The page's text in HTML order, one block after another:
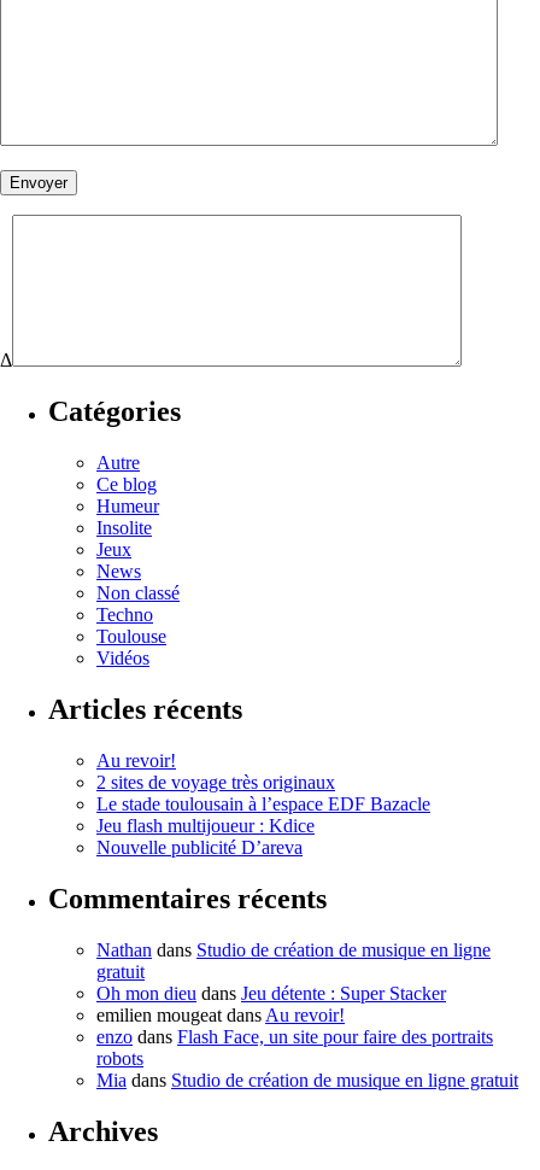
Δ
Catégories
Autre
Ce blog
Humeur
Insolite
Jeux
News
Non classé
Techno
Toulouse
Vidéos
Articles récents
Au revoir!
2 sites de voyage très originaux
Le stade toulousain à l’espace EDF Bazacle
Jeu flash multijoueur : Kdice
Nouvelle publicité D’areva
Commentaires récents
Nathan dans Studio de création de musique en ligne
gratuit
Oh mon dieu dans Jeu détente : Super Stacker
emilien mougeat dans Au revoir!
enzo dans Flash Face, un site pour faire des portraits
robots
Mia dans Studio de création de musique en ligne gratuit
Archives